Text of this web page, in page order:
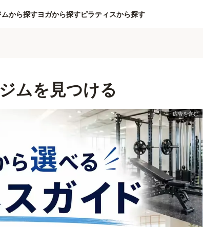
から探すヨガから探すピラティスから探す
ムを見つける